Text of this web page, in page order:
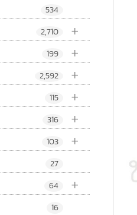
534
+
2,710
+
199
+
2,592
+
115
+
316
+
103
27
+
64
16